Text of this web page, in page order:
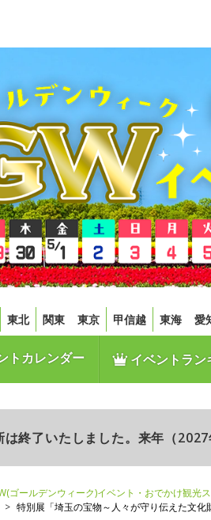
東北 関東 東京 甲信越 東海 愛
トカレンダー イベントラン
終了いたしました。来年（
ゴールデンウィーク)イベント・おでかけ観光
特別展「埼玉の宝物～人々が守り伝えた文化